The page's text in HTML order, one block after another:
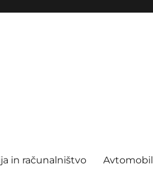
in računalništvo